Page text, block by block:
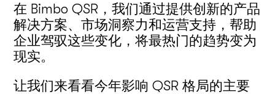
在 Bimbo QSR，我们通过提供创新的产品
解决方案、市场洞察力和运营支持，帮助
企业驾驭这些变化，将最热门的趋势变为
现实。
让我们来看看今年影响 QSR 格局的主要